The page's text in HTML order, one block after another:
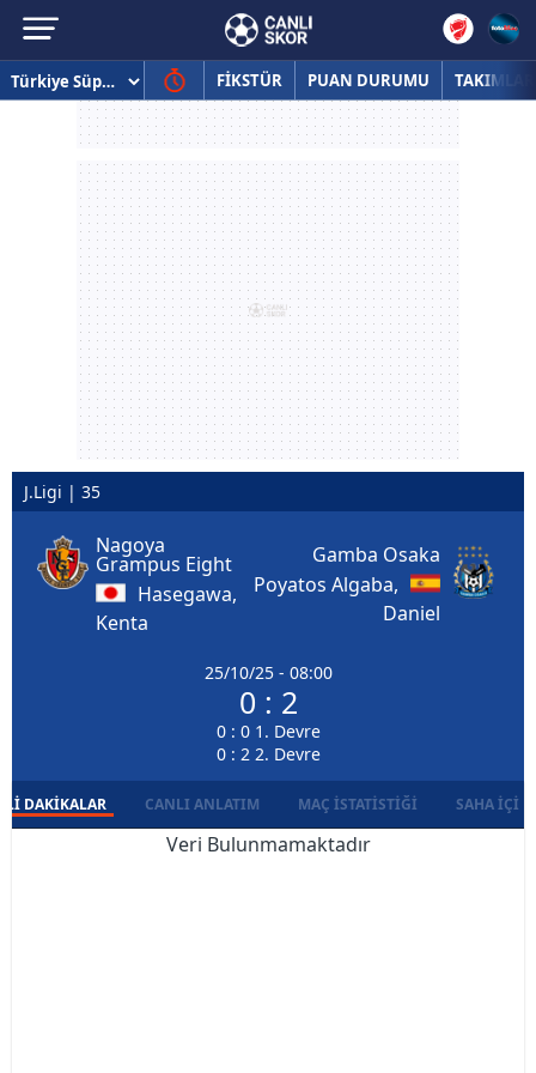
FİKSTÜR PUAN DURUMU TAKIMLAR
J.Ligi | 35
Nagoya
Grampus Eight
Hasegawa,
Kenta
25/10/25 - 08:00
0 : 2
0 : 0 1. Devre
0 : 2 2. Devre
Gamba Osaka
Poyatos Algaba,
Daniel
DAKIKALAR CANLI ANLATIM MAÇ İSTATISTIĞI SAHA İÇI
Veri Bulunmamaktadır